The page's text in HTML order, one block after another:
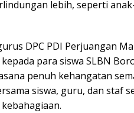
lebih, seperti
DPC PDI Perjuangan
para siswa SLBN
penuh kehangatan
siswa, guru, dan staf